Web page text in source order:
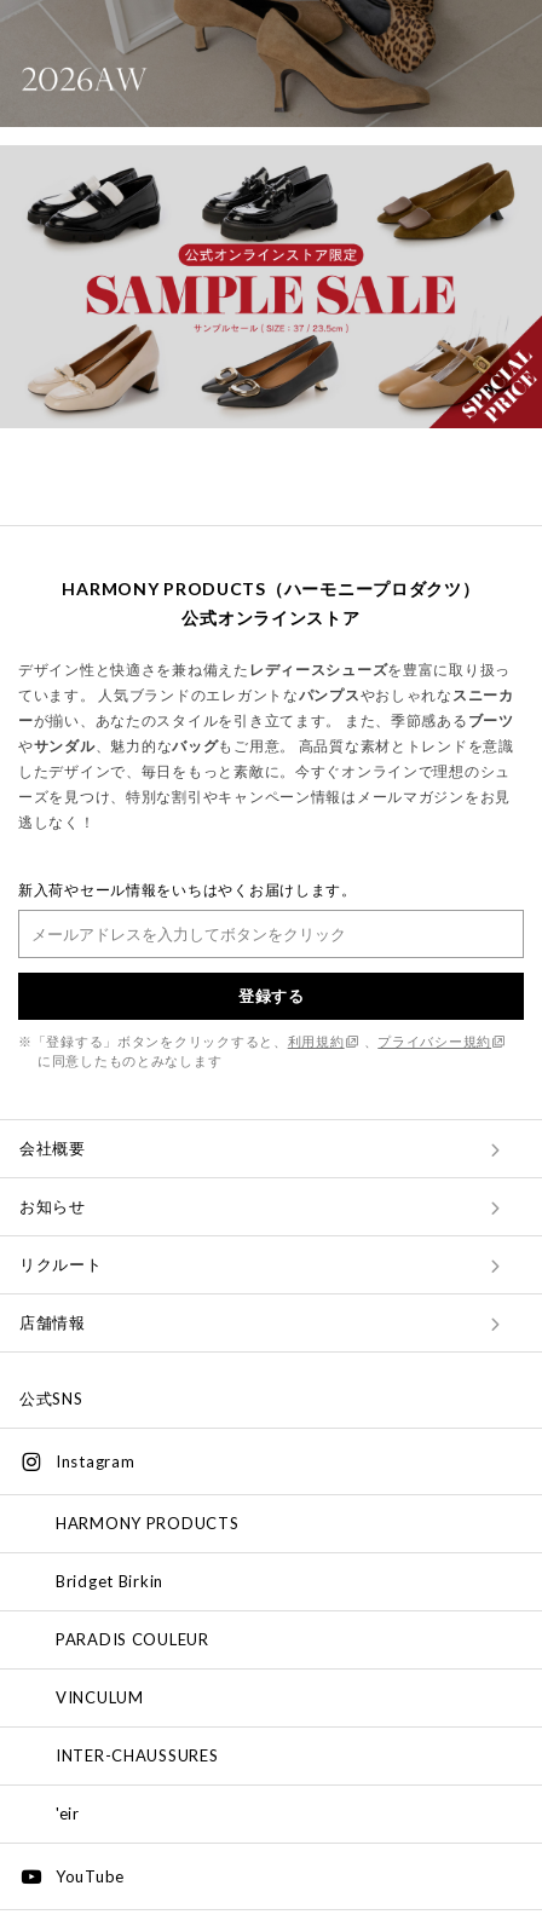
HARMONY PRODUCTS（ハーモニープロダクツ）
公式オンラインストア
デザイン性と快適さを兼ね備えた レディースシューズを豊富に取り扱っ
ています。 人気ブランドのエレガントなパンプスやおしゃれな スニーカ
ーが揃い、あなたのスタイルを引き立てます。 また、季節感ある ブーツ
やサンダル、魅力的なバッグもご用意。 高品質な素材とトレンドを意識
したデザインで、毎日をもっと素敵に。今すぐオンラインで理想のシュ
ーズを見つけ、特別な割引やキャンペーン情報はメールマガジンをお見
逃しなく！
新入荷やセール情報をいちはやくお届けします。
登録する
※「登録する」ボタンをクリックすると、 利用規約
プライバシー規約
に同意したものとみなします
会社概要
お知らせ
リクルート
店舗情報
公式SNS
Instagram
HARMONY PRODUCTS
Bridget Birkin
PARADIS COULEUR
VINCULUM
INTER-CHAUSSURES
'eir
YouTube